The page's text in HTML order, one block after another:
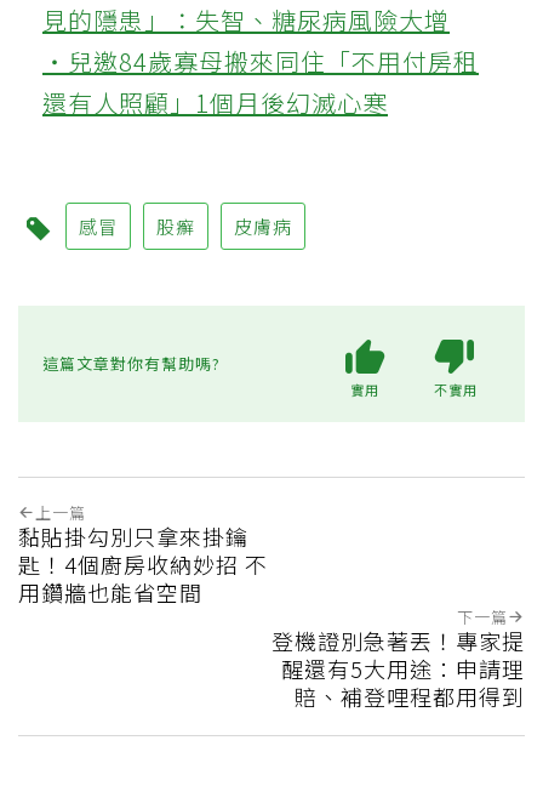
見的隱患」：失智、糖尿病風險大增
‧兒邀84歲寡母搬來同住「不用付房租
還有人照顧」1個月後幻滅心寒
感冒 股癬 皮膚病
這篇文章對你有幫助嗎?
實用 不實用
上一篇
黏貼掛勾別只拿來掛鑰
匙！4個廚房收納妙招 不
用鑽牆也能省空間
下一篇
登機證別急著丟！專家提
醒還有5大用途：申請理
賠、補登哩程都用得到